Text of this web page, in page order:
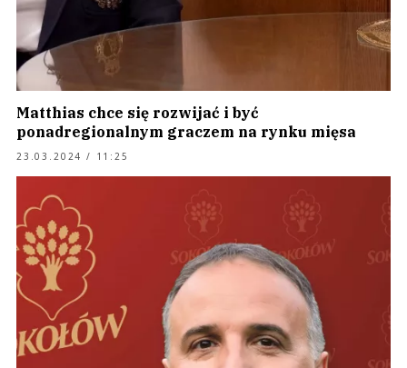
Matthias chce się rozwijać i być
ponadregionalnym graczem na rynku mięsa
23.03.2024 / 11:25